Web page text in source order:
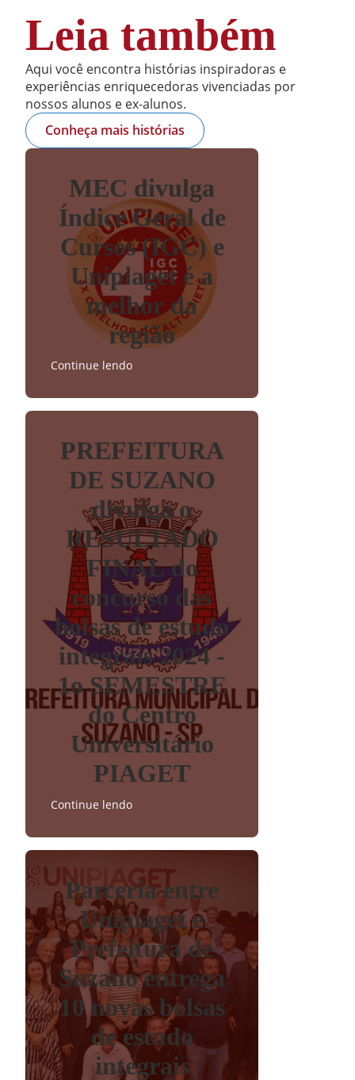
Leia também
Aqui você encontra histórias inspiradoras e
experiências enriquecedoras vivenciadas por
nossos alunos e ex-alunos.
Conheça mais histórias
MEC divulga
Índice Geral de
Cursos (IGC) e
Unipiaget é a
melhor da
região
Continue lendo
PREFEITURA
DE SUZANO
divulga o
RESULTADO
FINAL do
concurso das
bolsas de estudo
integrais 2024 -
1o SEMESTRE
do Centro
Universitário
PIAGET
Continue lendo
Parceria entre
Unipiaget e
Prefeitura de
Suzano entrega
10 novas bolsas
de estudo
integrais